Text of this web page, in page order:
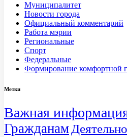
Муниципалитет
Новости города
Официальный комментарий
Работа мэрии
Региональные
Спорт
Федеральные
Формирование комфортной
Метки
Важная
Гражданам